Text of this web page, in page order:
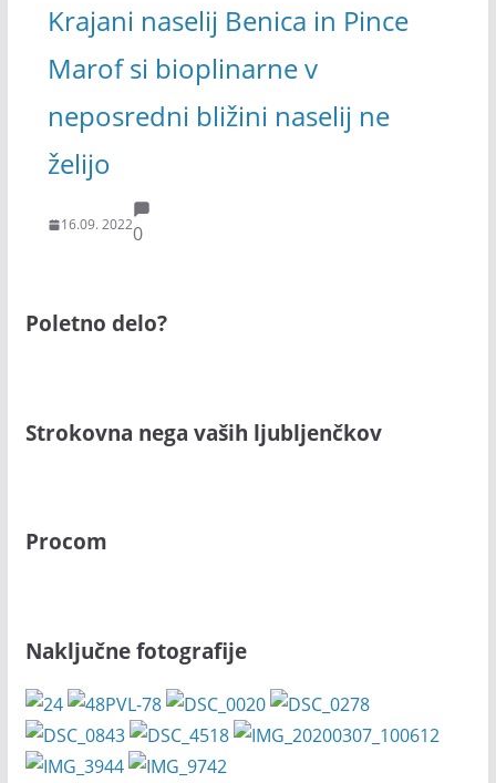
Krajani naselij Benica in Pince
Marof si bioplinarne v
neposredni bližini naselij ne
želijo
16.09. 20220
Poletno delo?
Strokovna nega vaših ljubljenčkov
Procom
Naključne fotografije